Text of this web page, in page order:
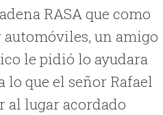
RASA que como
automóviles, un amigo
le pidió lo ayudara
lo que el señor Rafael
al lugar acordado